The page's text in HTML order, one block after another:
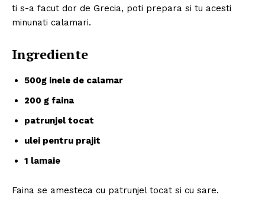
ti s-a facut dor de Grecia, poti prepara si tu acesti
minunati calamari.
Ingrediente
500g inele de calamar
200 g faina
patrunjel tocat
ulei pentru prajit
1 lamaie
Faina se amesteca cu patrunjel tocat si cu sare.